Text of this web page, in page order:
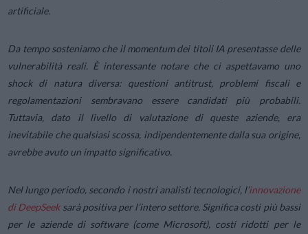
artificiale.
Da tempo sosteniamo che il momentum dei titoli IA presentasse delle
vulnerabilità reali. È interessante notare che ci aspettavamo uno
shock di natura diversa: questioni antitrust, problemi fiscali e
regolamentazioni sembravano essere candidati più probabili.
Tuttavia, dato il livello di valutazione di queste aziende, era
inevitabile che qualsiasi scossa, indipendentemente dalla sua origine,
avrebbe avuto un impatto significativo.
Nel lungo periodo, secondo i nostri analisti tecnologici, l’innovazione
di DeepSeeksarà positiva per l’intero settore. Significa costi più bassi
per le aziende di software (come Microsoft), costi ridotti per le